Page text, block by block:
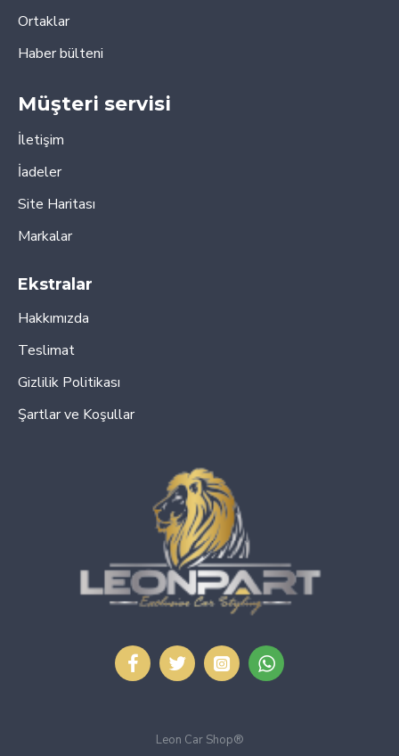
Ortaklar
Haber bülteni
Müşteri servisi
İletişim
İadeler
Site Haritası
Markalar
Ekstralar
Hakkımızda
Teslimat
Gizlilik Politikası
Şartlar ve Koşullar
Leon Car Shop®